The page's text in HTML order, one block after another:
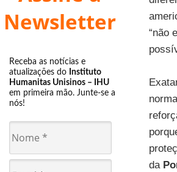
Newsletter
Receba as notícias e
atualizações do Instituto
Humanitas Unisinos – IHU
em primeira mão. Junte-se a
nós!
“não
da